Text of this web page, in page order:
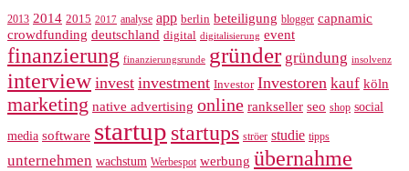
2013 2014 2015 2017 analyse app berlin beteiligung blogger capnamic
crowdfunding deutschland digital digitalisierung event
finanzierung finanzierungsrunde gründer gründung insolvenz
interview invest investment Investor Investoren kauf köln
marketing native advertising online rankseller seo shop social
media software startup startups ströer studie tipps
unternehmen wachstum Werbespot werbung übernahme